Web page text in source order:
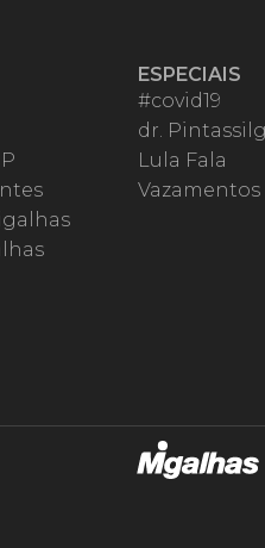
ESPECIAIS
#covid19
dr.
Lula Fala
Vazamentos